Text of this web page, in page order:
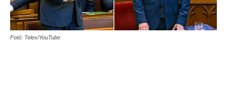
Fotó: Telex/YouTube